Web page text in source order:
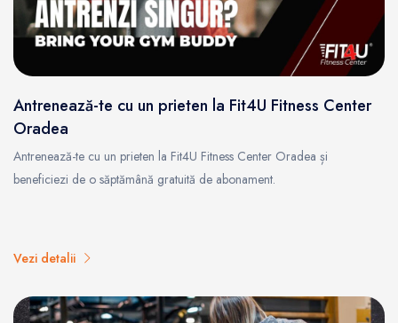
Antrenează-te cu un prieten la Fit4U Fitness Center
Oradea
Antrenează-te cu un prieten la Fit4U Fitness Center Oradea și
beneficiezi de o săptămână gratuită de abonament.
Vezi detalii